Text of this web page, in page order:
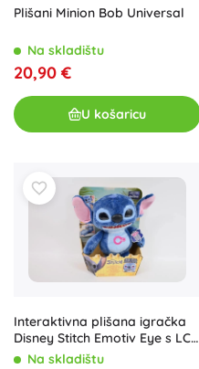
Plišani Minion Bob Universal
Na skladištu
20,90 €
U košaricu
Interaktivna plišana igračka
Disney Stitch Emotiv Eye s LCD
očima
Na skladištu